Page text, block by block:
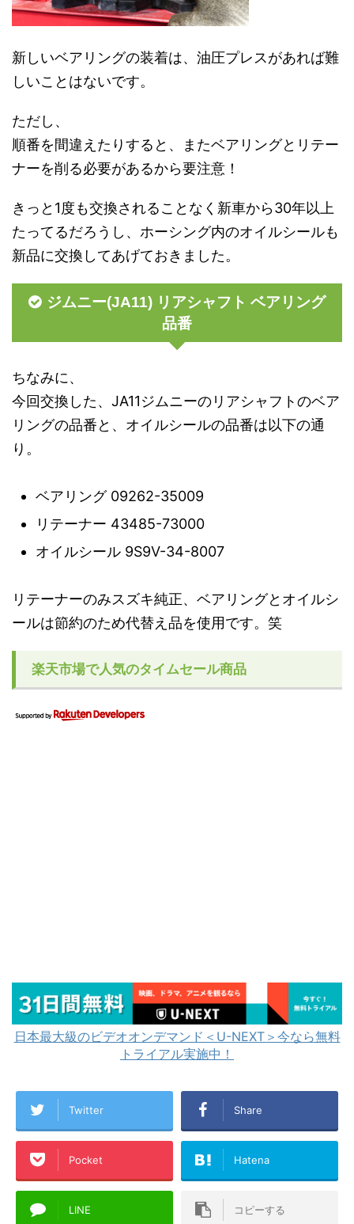
新しいベアリングの装着は、油圧プレスがあれば難
しいことはないです。
ただし、
順番を間違えたりすると、またベアリングとリテー
ナーを削る必要があるから要注意！
きっと1度も交換されることなく新車から30年以上
たってるだろうし、ホーシング内のオイルシールも
新品に交換してあげておきました。
ジムニー(JA11) リアシャフト ベアリング
品番
ちなみに、
今回交換した、JA11ジムニーのリアシャフトのベア
リングの品番と、オイルシールの品番は以下の通
り。
ベアリング 09262-35009
リテーナー 43485-73000
オイルシール 9S9V-34-8007
リテーナーのみスズキ純正、ベアリングとオイルシ
ールは節約のため代替え品を使用です。笑
楽天市場で人気のタイムセール商品
日本最大級のビデオオンデマンド＜U-NEXT＞今なら無料
トライアル実施中！
Twitter Share
Pocket Hatena
LINE コピーする